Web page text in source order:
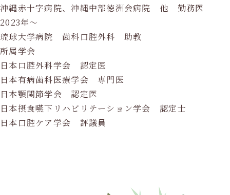
沖縄赤十字病院、沖縄中部徳洲会病院 他 勤務医
2023年〜
琉球大学病院 歯科口腔外科 助教
所属学会
日本口腔外科学会 認定医
日本有病歯科医療学会 専門医
日本顎関節学会 認定医
日本摂食嚥下リハビリテーション学会 認定士
日本口腔ケア学会 評議員